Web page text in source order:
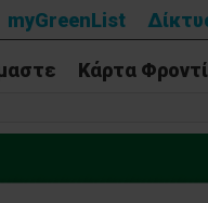
myGreenList
Κάρτα